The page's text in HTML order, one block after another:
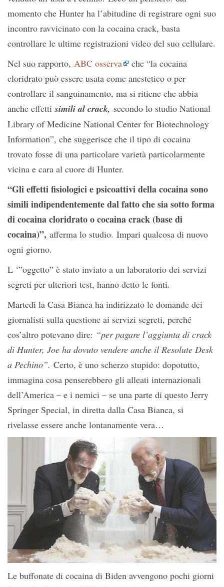
momento che Hunter ha l’abitudine di registrare ogni suo
incontro ravvicinato con la cocaina crack, basta
controllare le ultime registrazioni video del suo cellulare.
Nel suo rapporto, ABC osserva
che “la cocaina
cloridrato può essere usata come anestetico o per
controllare il sanguinamento, ma si ritiene che abbia
anche effettisimili al crack, secondo lo studio National
Library of Medicine National Center for Biotechnology
Information”, che suggerisce che il tipo di cocaina
trovato fosse di una particolare varietà particolarmente
vicina e cara al cuore di Hunter.
“Gli effetti fisiologici e psicoattivi della cocaina sono
simili indipendentemente dal fatto che sia sotto forma
di cocaina cloridrato o cocaina crack (base di
cocaina)”, afferma lo studio. Impari qualcosa di nuovo
ogni giorno.
L ‘”oggetto” è stato inviato a un laboratorio dei servizi
segreti per ulteriori test, hanno detto le fonti.
Martedì la Casa Bianca ha indirizzato le domande dei
giornalisti sulla questione ai servizi segreti, perché
cos’altro potevano dire: “per pagare l’aggiunta di crack
di Hunter, Joe ha dovuto vendere anche il Resolute Desk
a Pechino”. Certo, è uno scherzo stupido: dopotutto,
immagina cosa penserebbero gli alleati internazionali
dell’America – e i nemici – se una parte di questo Jerry
Springer Special, in diretta dalla Casa Bianca, si
rivelasse essere anche lontanamente vera…
Le buffonate di cocaina di Biden avvengono pochi giorni